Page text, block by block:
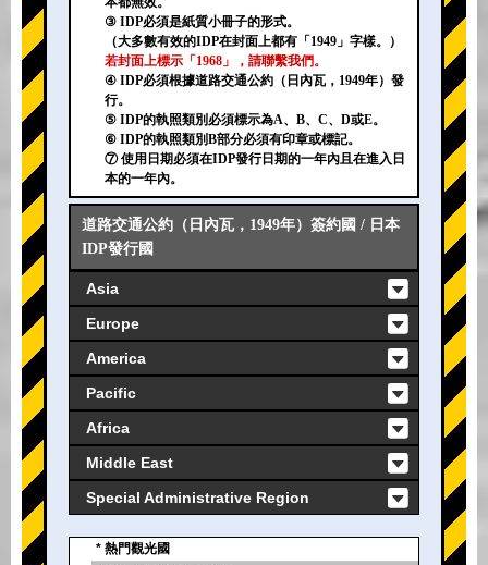
③ IDP必須是紙質小冊子的形式。
（大多數有效的IDP在封面上都有「1949」字樣。）
若封面上標示「1968」，請聯繫我們。
④ IDP必須根據道路交通公約（日內瓦，1949年）發
行。
⑤ IDP的執照類別必須標示為A、B、C、D或E。
⑥ IDP的執照類別B部分必須有印章或標記。
⑦ 使用日期必須在IDP發行日期的一年內且在進入日
本的一年內。
道路交通公約（日內瓦，1949年）簽約國 / 日本
IDP發行國
Asia
Europe
America
Pacific
Africa
Middle East
Special Administrative Region
* 熱門觀光國